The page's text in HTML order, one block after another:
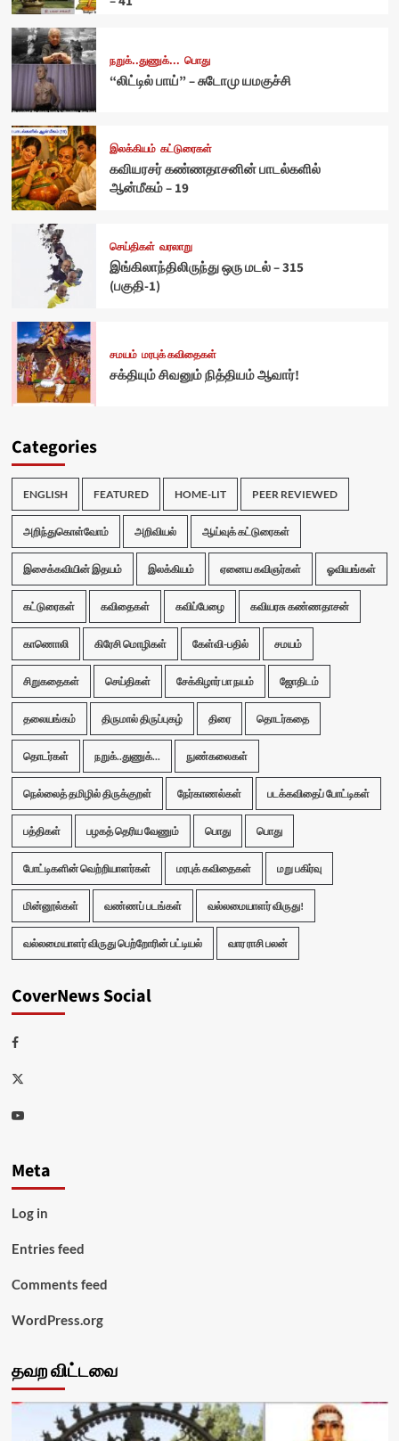
நறுக்..துணுக்... பொது
“லிட்டில் பாய்” – சுடோமு யமகுச்சி
இலக்கியம் கட்டுரைகள்
கவியரசர் கண்ணதாசனின் பாடல்களில்
ஆன்மீகம் – 19
செய்திகள் வரலாறு
இங்கிலாந்திலிருந்து ஒரு மடல் – 315
(பகுதி-1)
சமயம் மரபுக் கவிதைகள்
சக்தியும் சிவனும் நித்தியம் ஆவார்!
Categories
ENGLISH FEATURED HOME-LIT PEER REVIEWED
அறிந்துகொள்வோம் அறிவியல் ஆய்வுக் கட்டுரைகள்
இசைக்கவியின் இதயம் இலக்கியம் ஏனைய கவிஞர்கள் ஓவியங்கள்
கட்டுரைகள் கவிதைகள் கவிப்பேழை கவியரசு கண்ணதாசன்
காணொலி கிரேசி மொழிகள் கேள்வி-பதில் சமயம்
சிறுகதைகள் செய்திகள் சேக்கிழார் பா நயம் ஜோதிடம்
தலையங்கம் திருமால் திருப்புகழ் திரை தொடர்கதை
தொடர்கள் நறுக்..துணுக்... நுண்கலைகள்
நெல்லைத் தமிழில் திருக்குறள் நேர்காணல்கள் படக்கவிதைப் போட்டிகள்
பத்திகள் பழகத் தெரிய வேணும் பொது பொது
போட்டிகளின் வெற்றியாளர்கள் மரபுக் கவிதைகள் மறு பகிர்வு
மின்னூல்கள் வண்ணப் படங்கள் வல்லமையாளர் விருது!
வல்லமையாளர் விருது பெற்றோரின் பட்டியல் வார ராசி பலன்
CoverNews Social
Facebook
Twitter
Youtube
Meta
Log in
Entries feed
Comments feed
WordPress.org
தவற விட்டவை